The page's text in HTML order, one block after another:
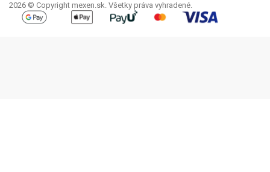
2026 © Copyright mexen.sk. Všetky práva vyhradené.